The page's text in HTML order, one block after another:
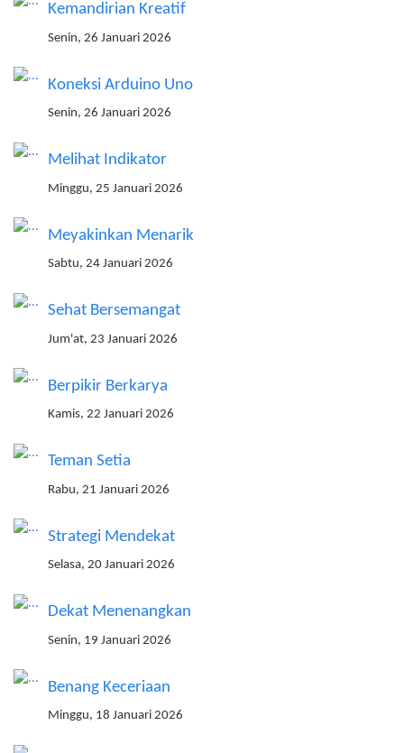
Kemandirian Kreatif
Senin, 26 Januari 2026
Koneksi Arduino Uno
Senin, 26 Januari 2026
Melihat Indikator
Minggu, 25 Januari 2026
Meyakinkan Menarik
Sabtu, 24 Januari 2026
Sehat Bersemangat
Jum'at, 23 Januari 2026
Berpikir Berkarya
Kamis, 22 Januari 2026
Teman Setia
Rabu, 21 Januari 2026
Strategi Mendekat
Selasa, 20 Januari 2026
Dekat Menenangkan
Senin, 19 Januari 2026
Benang Keceriaan
Minggu, 18 Januari 2026